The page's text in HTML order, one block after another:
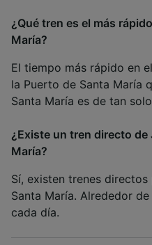
¿Qué tren es el más
María?
El tiempo más rápido en
la Puerto de Santa María
Santa María es de tan
¿Existe un tren directo de
María?
Sí, existen trenes
Santa María. Alrededor
cada día.